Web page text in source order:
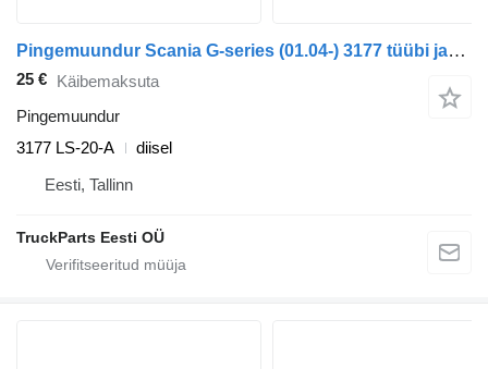
Pingemuundur Scania G-series (01.04-) 3177 tüübi jaoks sadulveoki Scania P,G,R,T-series (2004-2017)
25 € Käibemaksuta
Pingemuundur
3177 LS-20-A
diisel
Eesti, Tallinn
TruckParts Eesti OÜ